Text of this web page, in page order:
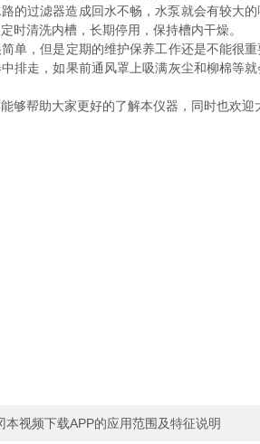
过滤器造成回水不畅，水泵就会有较大的
清洗内槽，长期停用，保持槽内干燥。
，但是定期的维护保养工作还是不能很重
排走，如果前通风罩上吸满灰尘和柳棉等
助大家更好的了解本仪器，同时也欢迎
本视频下载APP的应用范围及特征说明